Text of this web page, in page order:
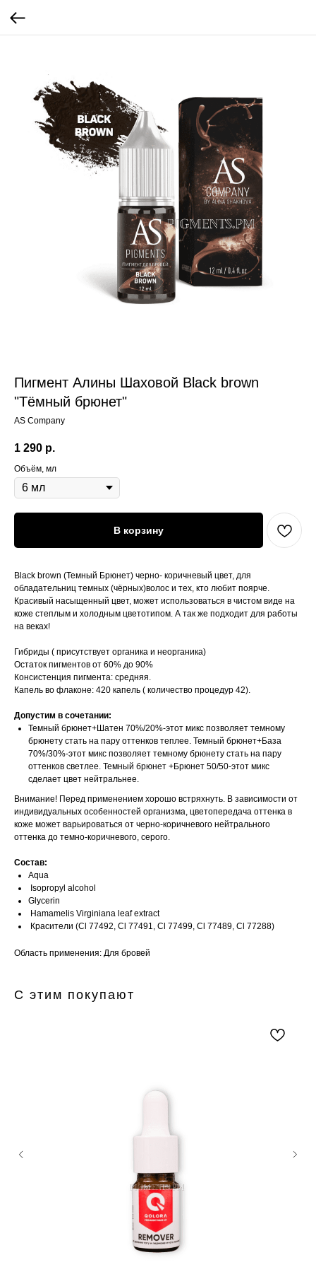
Пигмент Алины Шаховой Black brown
"Тёмный брюнет"
AS Company
1 290 р.
Объём, мл
В корзину
Black brown (Темный Брюнет) черно- коричневый цвет, для
обладательниц темных (чёрных)волос и тех, кто любит поярче.
Красивый насыщенный цвет, может использоваться в чистом виде на
коже степлым и холодным цветотипом. А так же подходит для работы
на веках!
Гибриды ( присутствует органика и неорганика)
Остаток пигментов от 60% до 90%
Консистенция пигмента: средняя.
Капель во флаконе: 420 капель ( количество процедур 42).
Допустим в сочетании:
Темный брюнет+Шатен 70%/20%-этот микс позволяет темному
брюнету стать на пару оттенков теплее. Темный брюнет+База
70%/30%-этот микс позволяет темному брюнету стать на пару
оттенков светлее. Темный брюнет +Брюнет 50/50-этот микс
сделает цвет нейтральнее.
Внимание! Перед применением хорошо встряхнуть. В зависимости от
индивидуальных особенностей организма, цветопередача оттенка в
коже может варьироваться от черно-коричневого нейтрального
оттенка до темно-коричневого, серого.
Состав:
Aqua
Isopropyl alcohol
Glycerin
Hamamelis Virginiana leaf extract
Красители (Cl 77492, Cl 77491, Cl 77499, Cl 77489, Cl 77288)
Область применения: Для бровей
С этим покупают